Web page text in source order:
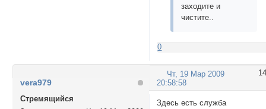
заходите и
чистите..
0
14
Чт, 19 Мар 2009
20:58:58
vera979
Стремящийся
Здесь есть служба